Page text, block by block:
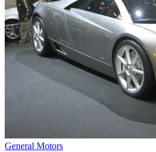
General Motors